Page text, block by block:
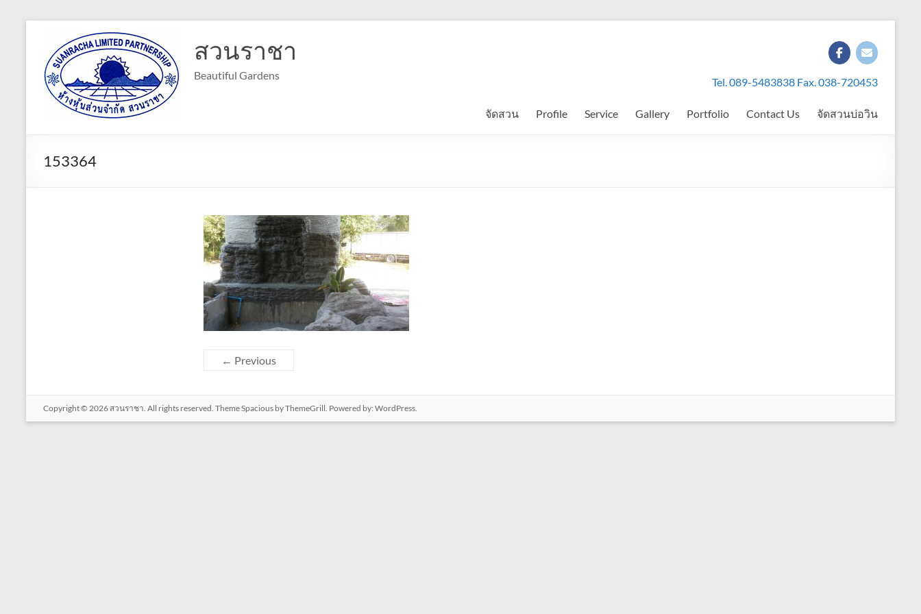
content
สวนราชา
Beautiful Gardens
Tel. 089-5483838 Fax. 038-720453
จัดสวน Profile Service Gallery Portfolio Contact Us จัดสวนบ่อวิน
153364
← Previous
Copyright © 2026 สวนราชา . All rights reserved. ThemeSpacious by ThemeGrill. Powered by: WordPress